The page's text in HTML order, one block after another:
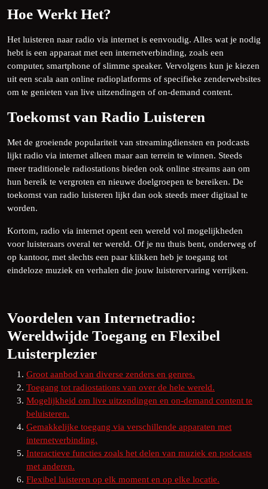
Hoe Werkt Het?
Het luisteren naar radio via internet is eenvoudig. Alles wat je nodig
hebt is een apparaat met een internetverbinding, zoals een
computer, smartphone of slimme speaker. Vervolgens kun je kiezen
uit een scala aan online radioplatforms of specifieke zenderwebsites
om te genieten van live uitzendingen of on-demand content.
Toekomst van Radio Luisteren
Met de groeiende populariteit van streamingdiensten en podcasts
lijkt radio via internet alleen maar aan terrein te winnen. Steeds
meer traditionele radiostations bieden ook online streams aan om
hun bereik te vergroten en nieuwe doelgroepen te bereiken. De
toekomst van radio luisteren lijkt dan ook steeds meer digitaal te
worden.
Kortom, radio via internet opent een wereld vol mogelijkheden
voor luisteraars overal ter wereld. Of je nu thuis bent, onderweg of
op kantoor, met slechts een paar klikken heb je toegang tot
eindeloze muziek en verhalen die jouw luisterervaring verrijken.
Voordelen van Internetradio:
Wereldwijde Toegang en Flexibel
Luisterplezier
Groot aanbod van diverse zenders en genres.
Toegang tot radiostations van over de hele wereld.
Mogelijkheid om live uitzendingen en on-demand content te
beluisteren.
Gemakkelijke toegang via verschillende apparaten met
internetverbinding.
Interactieve functies zoals het delen van muziek en podcasts
met anderen.
Flexibel luisteren op elk moment en op elke locatie.